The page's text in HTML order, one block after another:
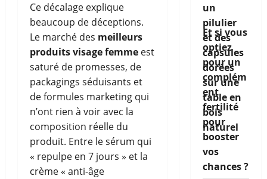
Ce décalage explique
beaucoup de déceptions.
Le marché des meilleurs
produits visage femme est
saturé de promesses, de
packagings séduisants et
de formules marketing qui
n’ont rien à voir avec la
composition réelle du
produit. Entre le sérum qui
« repulpe en 7 jours » et la
crème « anti-âge
Et si vous
optiez
pour un
complém
ent
fertilité
pour
booster
vos
chances ?